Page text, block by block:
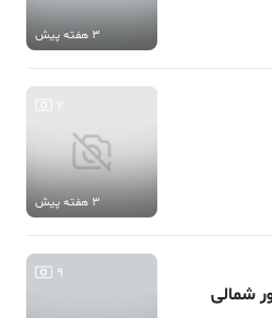
3 هفته پیش
3 هفته پیش
9